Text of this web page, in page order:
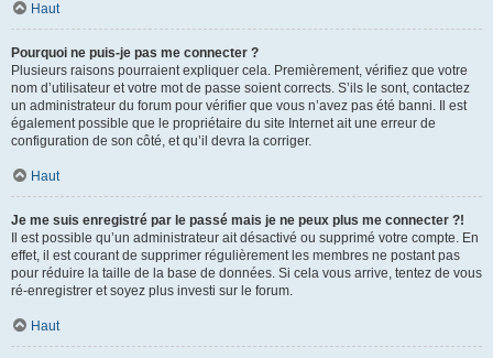
Haut
Pourquoi ne puis-je pas me connecter ?
Plusieurs raisons pourraient expliquer cela. Premièrement, vérifiez que votre
nom d’utilisateur et votre mot de passe soient corrects. S’ils le sont, contactez
un administrateur du forum pour vérifier que vous n’avez pas été banni. Il est
également possible que le propriétaire du site Internet ait une erreur de
configuration de son côté, et qu’il devra la corriger.
Haut
Je me suis enregistré par le passé mais je ne peux plus me connecter ?!
Il est possible qu’un administrateur ait désactivé ou supprimé votre compte. En
effet, il est courant de supprimer régulièrement les membres ne postant pas
pour réduire la taille de la base de données. Si cela vous arrive, tentez de vous
ré-enregistrer et soyez plus investi sur le forum.
Haut